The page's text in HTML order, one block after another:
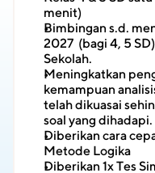
menit)
Bimbingan s.d.
2027  (bagi 4, 5
Sekolah.
Meningkatkan
kemampuan
telah dikuasai
soal yang dihadapi.
Diberikan cara
Metode Logika